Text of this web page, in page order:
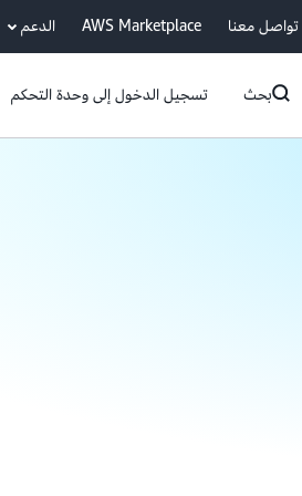
تواصل معنا AWS Marketplace الدعم
بحث تسجيل الدخول إلى وحدة التحكم